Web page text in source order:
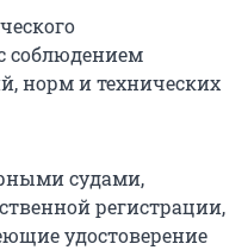
соблюдением
норм и технических
судами,
регистрации,
удостоверение